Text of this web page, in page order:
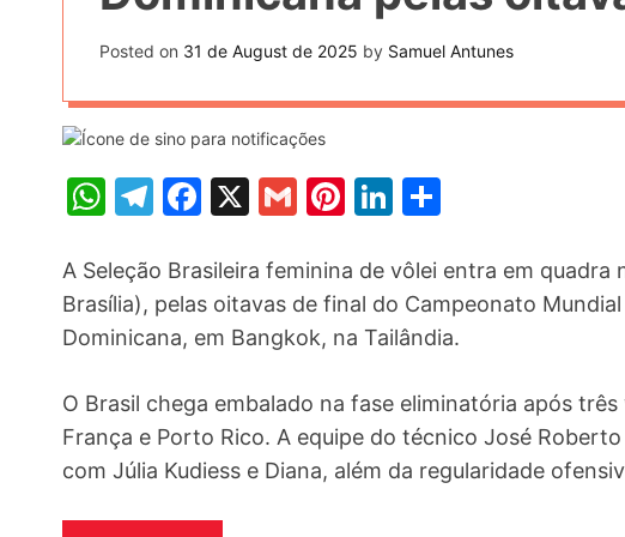
Posted on 31 de August de 2025 by Samuel Antunes
W
at
s
A
p
p
T
e
gr
a
m
F
c
e
b
o
o
k
X
G
ai
l
Pi
er
e
st
Li
k
e
dI
n
ar
e
A Seleção Brasileira feminina de vôlei entra em
Brasília), pelas oitavas de final do Campeonato
Dominicana, em Bangkok, na Tailândia.
O Brasil chega embalado na fase eliminatória após
França e Porto Rico. A equipe do técnico José
com Júlia Kudiess e Diana, além da regularidade